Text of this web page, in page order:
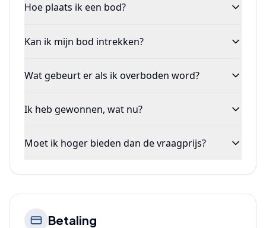
Hoe plaats ik een bod?
Kan ik mijn bod intrekken?
Wat gebeurt er als ik overboden word?
Ik heb gewonnen, wat nu?
Moet ik hoger bieden dan de vraagprijs?
Betaling